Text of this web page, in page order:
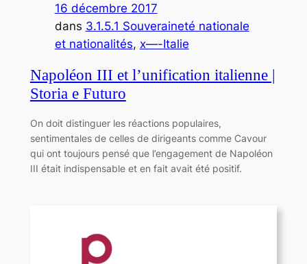
16 décembre 2017
dans 3.1.5.1 Souveraineté nationale
et nationalités, x—-Italie
Napoléon III et l’unification italienne |
Storia e Futuro
On doit distinguer les réactions populaires,
sentimentales de celles de dirigeants comme Cavour
qui ont toujours pensé que l’engagement de Napoléon
III était indispensable et en fait avait été positif.